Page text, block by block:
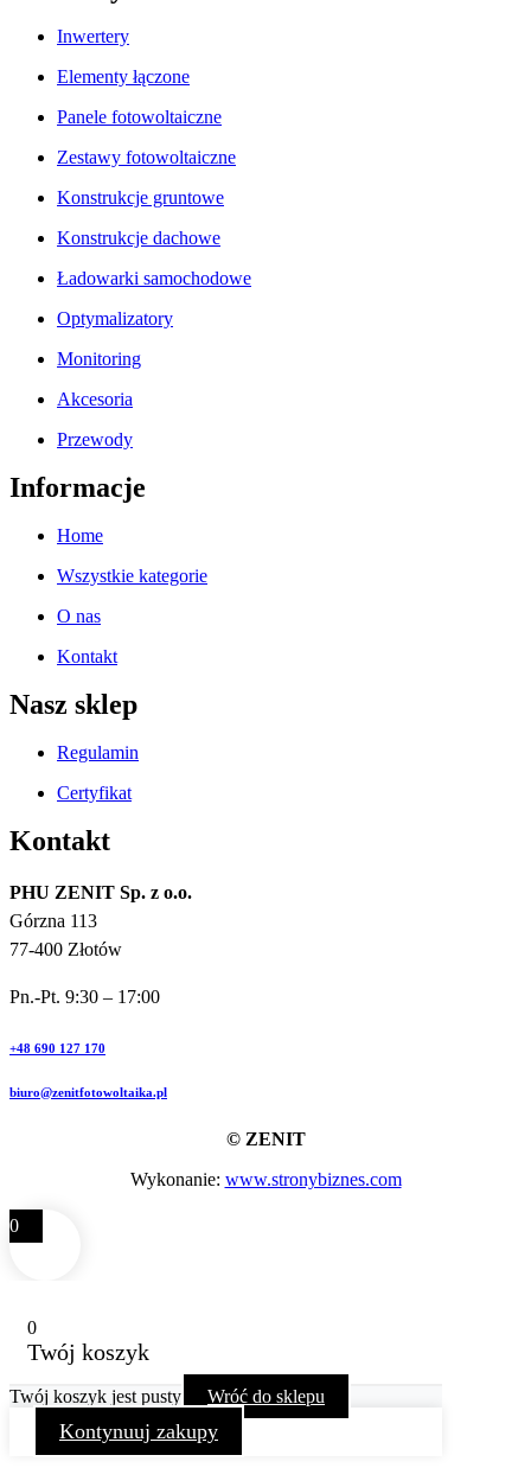
Inwertery
Elementy łączone
Panele fotowoltaiczne
Zestawy fotowoltaiczne
Konstrukcje gruntowe
Konstrukcje dachowe
Ładowarki samochodowe
Optymalizatory
Monitoring
Akcesoria
Przewody
Informacje
Home
Wszystkie kategorie
O nas
Kontakt
Nasz sklep
Regulamin
Certyfikat
Kontakt
PHU ZENIT Sp. z o.o.
Górzna 113
77-400 Złotów
Pn.-Pt. 9:30 – 17:00
+48 690 127 170
biuro@zenitfotowoltaika.pl
© ZENIT
Wykonanie: www.stronybiznes.com
0
0
Twój koszyk
Twój koszyk jest pusty Wróć do sklepu
Kontynuuj zakupy